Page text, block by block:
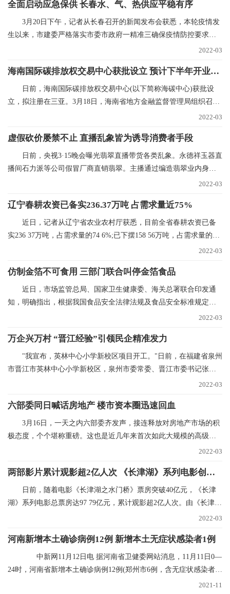
全面启动应急保供 长春水、气、热供应平稳有序
3月20日下午，记者从长春召开的新闻发布会获悉，本轮疫情发
生以来，市建委严格落实市委市政府一精准三确保疫情防控要求，
2022-03
海南国际碳排放权交易中心获批设立 预计下半年开业运营
日前，海南国际碳排放权交易中心(以下简称海碳中心)获批设
立，拟注册在三亚。3月18日，海南省地方金融监督管理局组织召开
2022-03
虚假砍价屡禁不止 直播乱象皆为诱导消费者手段
日前，央视3·15晚会曝光翡翠直播带货各类乱象。永德祥玉器直
播间石力派等公司假冒厂商直销翡翠。主播通过编造翡翠业内身
2022-03
辽宁春耕农资已备实236.37万吨 占需求量近75%
近日，记者从辽宁省农业农村厅获悉，目前全省春耕农资已备
实236 37万吨，占需求量的74 6%;已下摆158 56万吨，占需求量的
2022-03
仿制金箔不可食用 三部门联合叫停金箔食品
近日，市场监管总局、国家卫生健康委、海关总署联合印发通
知，明确指出，根据我国食品安全法律法规及食品安全标准规定，
2022-03
万企兴万村 “晋江经验”引领民企精准发力
"我宣布，英林中心小学新校区项目开工。"日前，在福建省泉州
市晋江市英林中心小学新校区，泉州市委常委、晋江市委书记张文
2022-03
六部委同日喊话房地产 楼市资本圈迅速回血
3月16日，一天之内六部委齐发声，接连释放对房地产市场的积
极态度，个个堪称重磅。这也是近几年来首次如此大规模的高级别
2022-03
两部影片累计观影超2亿人次 《长津湖》系列电影创纪录
日前，随着电影《长津湖之水门桥》票房突破40亿元，《长津
湖》系列电影总票房达97 79亿元，累计观影超2亿人次。由《长津
2022-03
河南新增本土确诊病例12例 新增本土无症状感染者1例
中新网11月12日电 据河南省卫健委网站消息，11月11日0—
24时，河南省新增本土确诊病例12例(郑州市6例，含无症状感染者转
2021-11